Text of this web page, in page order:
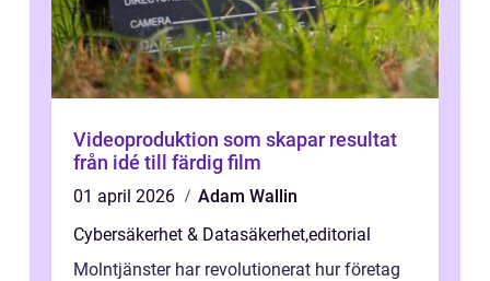
Videoproduktion som skapar resultat
från idé till färdig film
01 april 2026
Adam Wallin
Cybersäkerhet & Datasäkerhet,editorial
Molntjänster har revolutionerat hur företag